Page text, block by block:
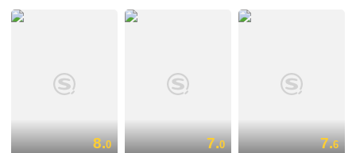
8.0 7.0 7.6